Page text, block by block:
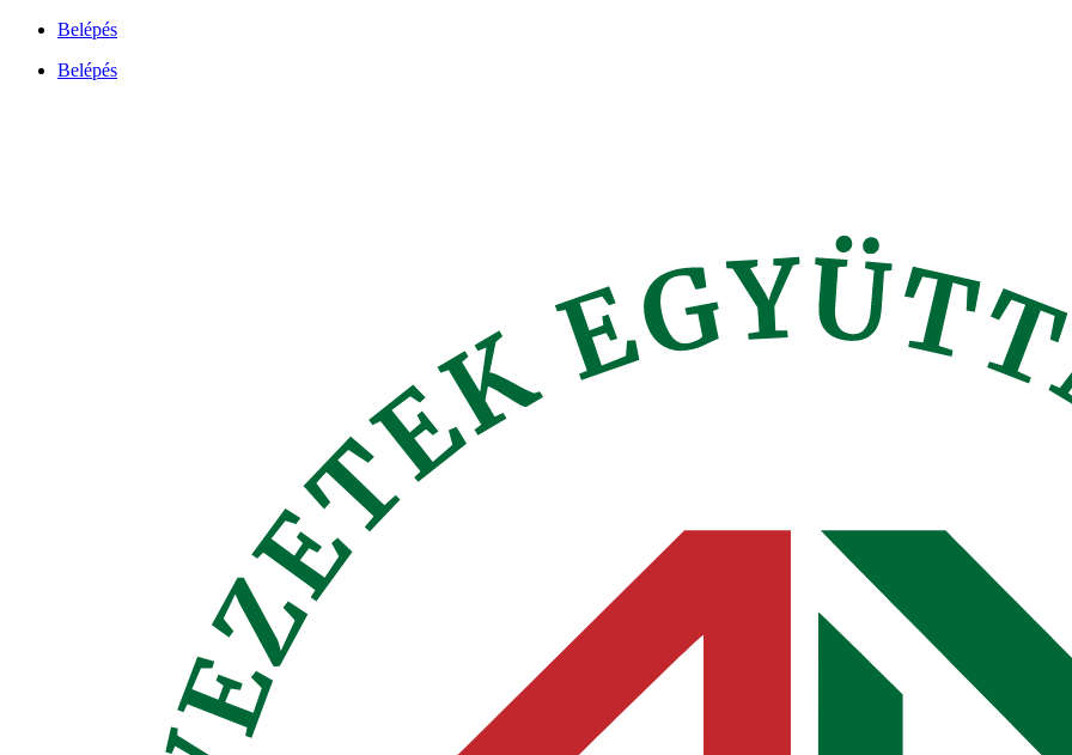
Ugrás
tartalomhoz
Belépés
Belépés